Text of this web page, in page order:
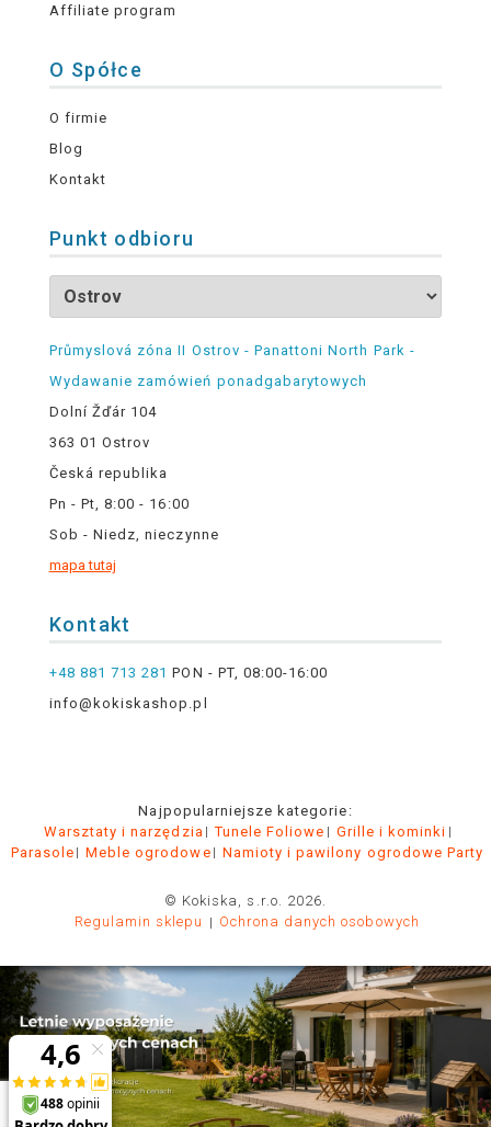
Affiliate program
O Spółce
O firmie
Blog
Kontakt
Punkt odbioru
Průmyslová zóna II Ostrov - Panattoni North Park -
Wydawanie zamówień ponadgabarytowych
Dolní Žďár 104
363 01 Ostrov
Česká republika
Pn - Pt, 8:00 - 16:00
Sob - Niedz, nieczynne
mapa tutaj
Kontakt
+48 881 713 281 PON - PT, 08:00-16:00
info@kokiskashop.pl
Najpopularniejsze kategorie:
Warsztaty i narzędzia
Tunele Foliowe
Grille i kominki
Parasole
Meble ogrodowe Namioty i pawilony ogrodowe Party
© Kokiska, s.r.o. 2026.
Regulamin sklepu
Ochrona danych osobowych